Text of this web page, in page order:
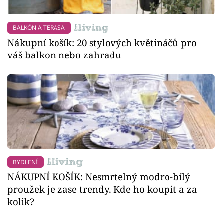
BALKÓN A TERASA
Nákupní košík: 20 stylových květináčů pro
váš balkon nebo zahradu
BYDLENÍ
NÁKUPNÍ KOŠÍK: Nesmrtelný modro-bílý
proužek je zase trendy. Kde ho koupit a za
kolik?